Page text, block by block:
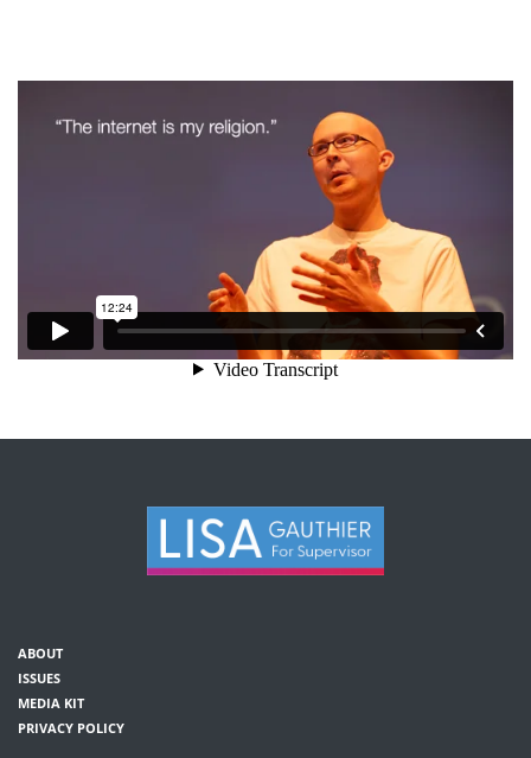
ABOUT
ISSUES
MEDIA KIT
PRIVACY POLICY